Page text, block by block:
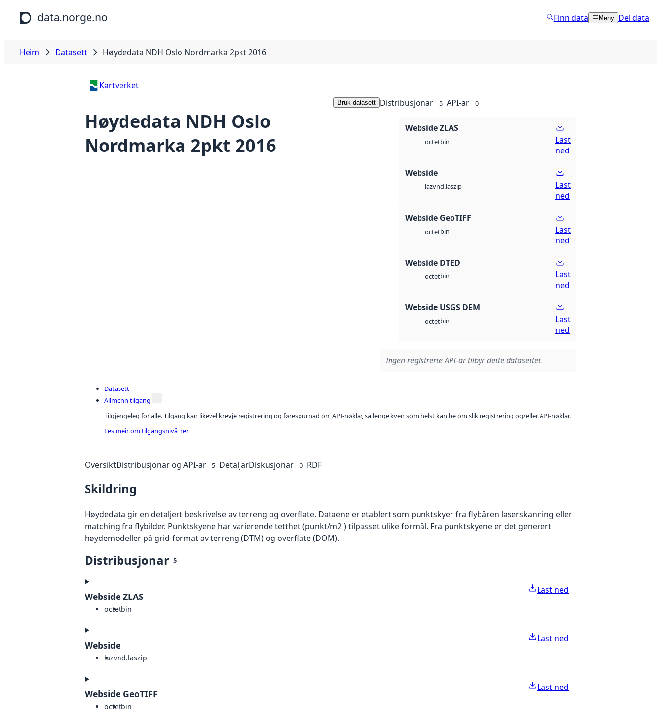
Hopp til hovudinnhald
data.norge.no Finn data Meny Del data
Heim Datasett Høydedata NDH Oslo Nordmarka 2pkt 2016
Kartverket
Høydedata NDH Oslo
Nordmarka 2pkt 2016
Bruk datasett Distribusjonar 5 API-ar 0
Webside ZLAS
octetbin
Last
ned
Webside
lazvnd.laszip
Last
ned
Webside GeoTIFF
octetbin
Last
ned
Webside DTED
octetbin
Last
ned
Webside USGS DEM
octetbin
Last
ned
Ingen registrerte API-ar tilbyr dette datasettet.
Datasett
Allmenn tilgang
Tilgjengeleg for alle. Tilgang kan likevel krevje registrering og førespurnad om API-nøklar, så lenge kven som helst kan be om slik registrering og/eller API-nøklar.
Les meir om tilgangsnivå her
OversiktDistribusjonar og API-ar 5 DetaljarDiskusjonar 0 RDF
Skildring
Høydedata gir en detaljert beskrivelse av terreng og overflate. Dataene er etablert som punktskyer fra flybåren laserskanning eller
matching fra flybilder. Punktskyene har varierende tetthet (punkt/m2 ) tilpasset ulike formål. Fra punktskyene er det generert
høydemodeller på grid-format av terreng (DTM) og overflate (DOM).
Distribusjonar 5
Webside ZLAS
octetbin
Last ned
Webside
lazvnd.laszip
Last ned
Webside GeoTIFF
octetbin
Last ned